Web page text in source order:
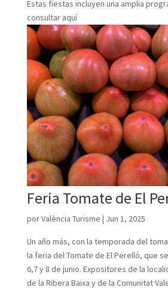
Estas fiestas incluyen una amplia
consultar aquí
Feria Tomate de El
porValència Turisme | Jun 1, 2025
Un año más, con la temporada del
la feria del Tomate de El Perelló, que
6,7 y 8 de junio. Expositores de la
de la Ribera Baixa y de la Comunitat